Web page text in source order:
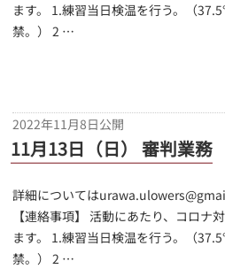
ます。 1.練習当日検温を行う。（
禁。） 2 …
2022年11月8日公開
11月13日（日） 審判業務
詳細については
【連絡事項】 活動にあたり、コロナ
ます。 1.練習当日検温を行う。（
禁。） 2 …